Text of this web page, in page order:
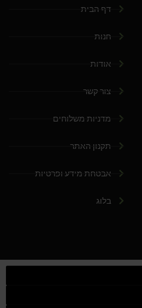
דף הבית
חנות
אודות
צור קשר
מדניות משלוחים
תקנון האתר
אבטחת מידע ופרטיות
בלוג